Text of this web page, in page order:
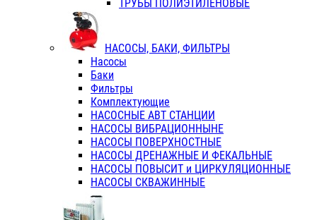
ТРУБЫ ПОЛИЭТИЛЕНОВЫЕ
НАСОСЫ, БАКИ, ФИЛЬТРЫ
Насосы
Баки
Фильтры
Комплектующие
НАСОСНЫЕ АВТ СТАНЦИИ
НАСОСЫ ВИБРАЦИОННЫНЕ
НАСОСЫ ПОВЕРХНОСТНЫЕ
НАСОСЫ ДРЕНАЖНЫЕ И ФЕКАЛЬНЫЕ
НАСОСЫ ПОВЫСИТ и ЦИРКУЛЯЦИОННЫЕ
НАСОСЫ СКВАЖИННЫЕ